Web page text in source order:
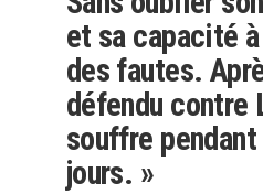
et sa capacité
des fautes.
défendu contre
souffre
jours. »